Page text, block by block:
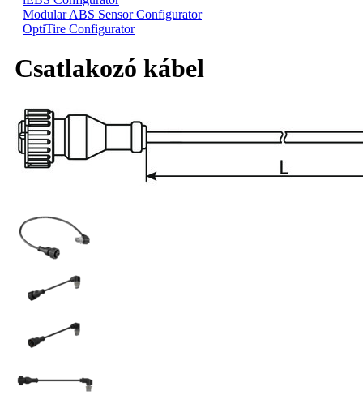
Modular ABS Sensor Configurator
OptiTire Configurator
Csatlakozó kábel